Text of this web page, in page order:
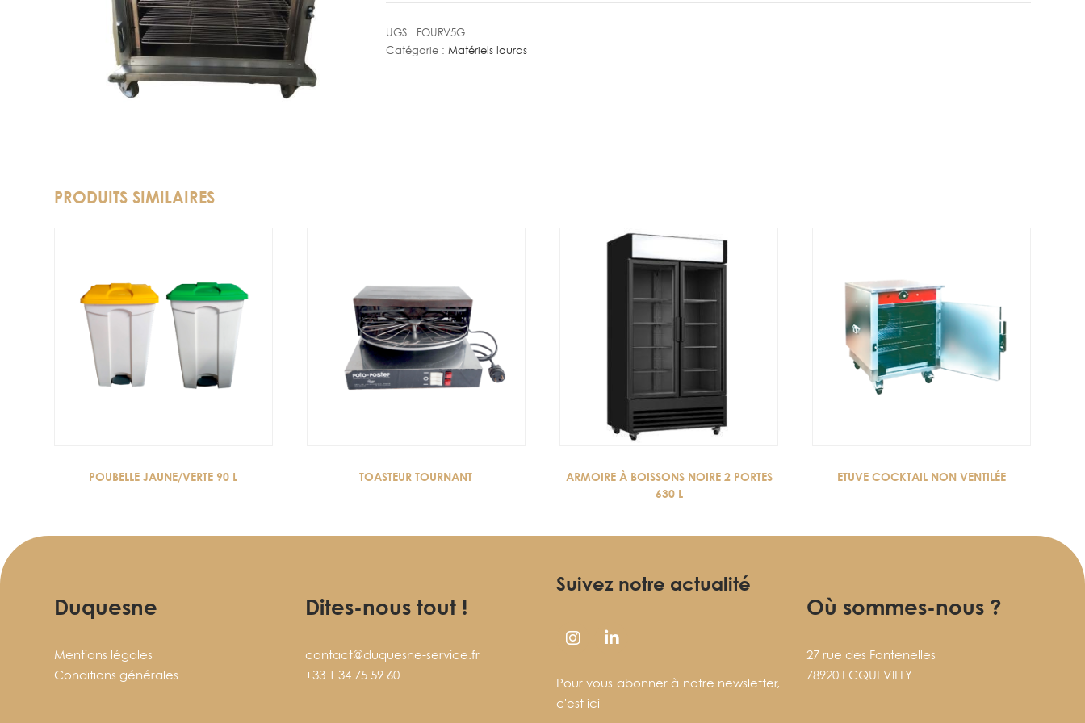
5
grilles
UGS : FOURV5G
Catégorie : Matériels lourds
PRODUITS SIMILAIRES
POUBELLE JAUNE/VERTE 90 L TOASTEUR TOURNANT
ARMOIRE À BOISSONS NOIRE 2 PORTES
630 L
ETUVE COCKTAIL NON VENTILÉE
Duquesne
Mentions légales
Conditions générales
Dites-nous tout !
contact@duquesne-service.fr
+33 1 34 75 59 60
Suivez notre actualité
Pour vous abonner à notre newsletter,
c'est ici
Où sommes-nous ?
27 rue des Fontenelles
78920 ECQUEVILLY